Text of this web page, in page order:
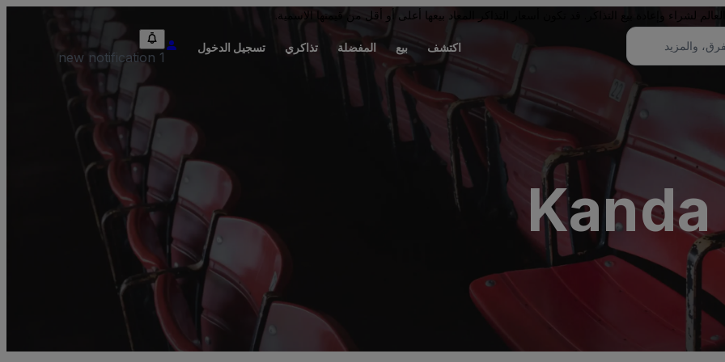
لشراء وإعادة بيع التذاكر. قد تكون أسعار التذاكر المعاد بيعها أعلى أو أقل من قيمتها الاسمية.
اكتشف بيع المفضلة تذاكري تسجيل الدخول
1 new notification